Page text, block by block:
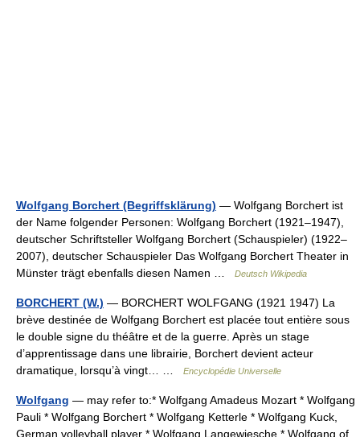
Wolfgang Borchert (Begriffsklärung) — Wolfgang Borchert ist
der Name folgender Personen: Wolfgang Borchert (1921–1947),
deutscher Schriftsteller Wolfgang Borchert (Schauspieler) (1922–
2007), deutscher Schauspieler Das Wolfgang Borchert Theater in
Münster trägt ebenfalls diesen Namen …
Deutsch Wikipedia
BORCHERT (W.) — BORCHERT WOLFGANG (1921 1947) La
brève destinée de Wolfgang Borchert est placée tout entière sous
le double signe du théâtre et de la guerre. Après un stage
d’apprentissage dans une librairie, Borchert devient acteur
dramatique, lorsqu’à vingt… …
Encyclopédie Universelle
Wolfgang — may refer to:* Wolfgang Amadeus Mozart * Wolfgang
Pauli * Wolfgang Borchert * Wolfgang Ketterle * Wolfgang Kuck,
German volleyball player * Wolfgang Langewiesche * Wolfgang of